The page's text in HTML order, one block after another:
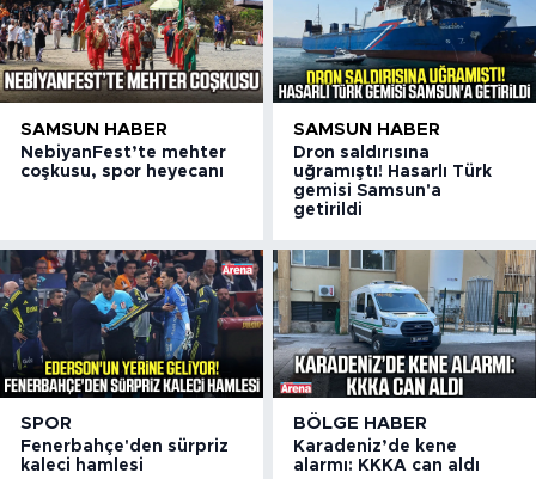
SAMSUN HABER
NebiyanFest’te mehter
coşkusu, spor heyecanı
SAMSUN HABER
Dron saldırısına
uğramıştı! Hasarlı Türk
gemisi Samsun'a
getirildi
SPOR
Fenerbahçe'den sürpriz
kaleci hamlesi
BÖLGE HABER
Karadeniz’de kene
alarmı: KKKA can aldı